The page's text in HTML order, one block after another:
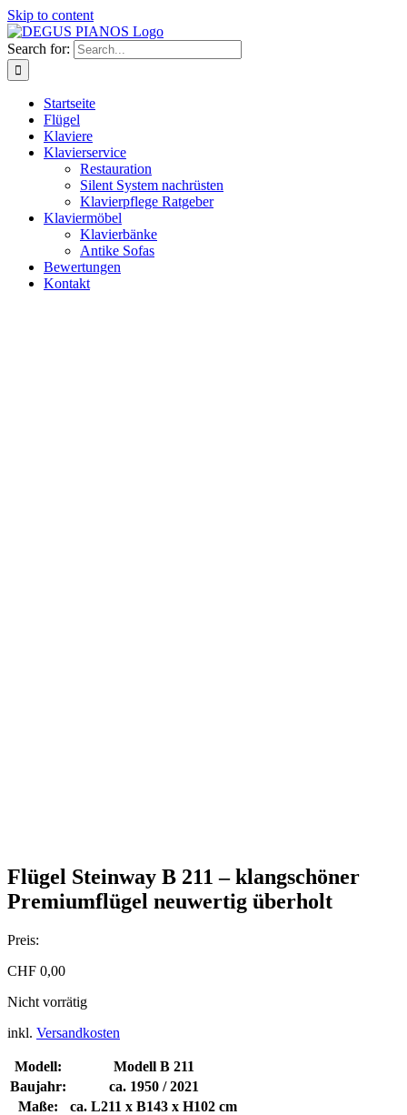
Skip to content
Search for:
Startseite
Flügel
Klaviere
Klavierservice
Restauration
Silent System nachrüsten
Klavierpflege Ratgeber
Klaviermöbel
Klavierbänke
Antike Sofas
Bewertungen
Kontakt
Flügel Steinway B 211 – klangschöner
Premiumflügel neuwertig überholt
Preis:
CHF 0,00
Nicht vorrätig
inkl. Versandkosten
Modell:
Modell B 211
Baujahr:
ca. 1950 / 2021
Maße:
ca. L211 x B143 x H102 cm